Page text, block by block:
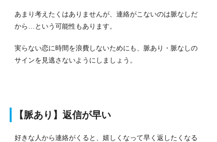
あまり考えたくはありませんが、連絡がこないのは脈なしだ
から…という可能性もあります。
実らない恋に時間を浪費しないためにも、脈あり・脈なしの
サインを見逃さないようにしましょう。
【脈あり】返信が早い
好きな人から連絡がくると、嬉しくなって早く返したくなる